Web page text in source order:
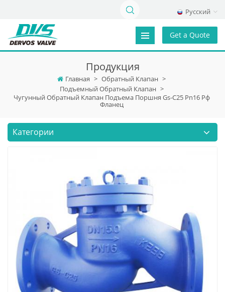
Русский
Get a Quote
Продукция
Главная > Обратный Клапан >
Подъемный Обратный Клапан >
Чугунный Обратный Клапан Подъема Поршня Gs-C25 Pn16 Рф
Фланец
Категории